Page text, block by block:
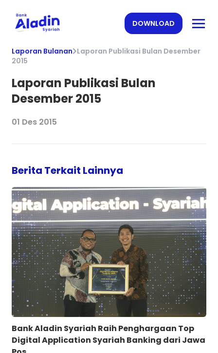
DOWNLOAD
Laporan Bulanan Laporan Publikasi Bulan Desember
2015
Laporan Publikasi Bulan
Desember 2015
01 Des 2015
Berita Terkait Lainnya
Bank Aladin Syariah Raih Penghargaan Top
Digital Application Syariah Banking dari Jawa